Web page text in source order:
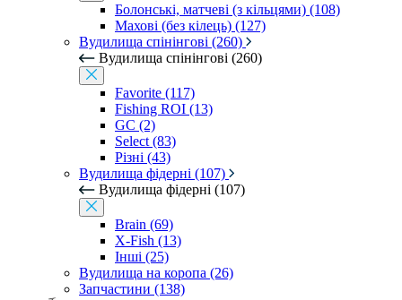
Болонські, матчеві (з кільцями) (108)
Махові (без кілець) (127)
Вудилища спінінгові (260)
Вудилища спінінгові (260)
Favorite (117)
Fishing ROI (13)
GC (2)
Select (83)
Різні (43)
Вудилища фідерні (107)
Вудилища фідерні (107)
Brain (69)
X-Fish (13)
Інші (25)
Вудилища на коропа (26)
Запчастини (138)